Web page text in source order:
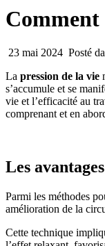
Comment
23 mai 2024 Posté
La pression de la vie
s’accumule et se
vie et l’efficacité au
comprenant et en
Les
Parmi les méthodes
amélioration de la
Cette technique